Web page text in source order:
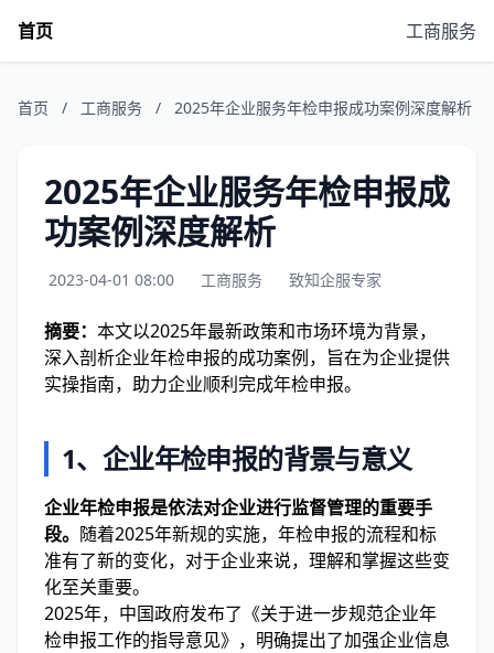
首页 工商服务
首页 / 工商服务 / 2025年企业服务年检申报成功案例深度解析
2025年企业服务年检申报成
功案例深度解析
2023-04-01 08:00 工商服务 致知企服专家
摘要： 本文以2025年最新政策和市场环境为背景，
深入剖析企业年检申报的成功案例，旨在为企业提供
实操指南，助力企业顺利完成年检申报。
1、企业年检申报的背景与意义
企业年检申报是依法对企业进行监督管理的重要手
段。 随着2025年新规的实施，年检申报的流程和标
准有了新的变化，对于企业来说，理解和掌握这些变
化至关重要。
2025年，中国政府发布了《关于进一步规范企业年
检申报工作的指导意见》，明确提出了加强企业信息